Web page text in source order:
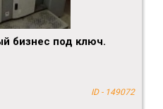
бизнес под ключ.
ID - 149072